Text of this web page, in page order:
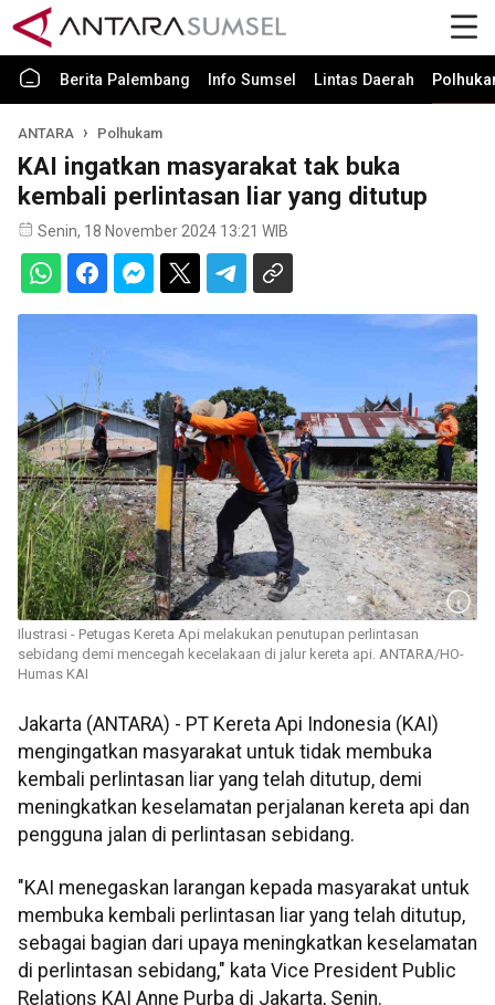
Berita Palembang Info Sumsel Lintas Daerah
ANTARA Polhukam
KAI ingatkan masyarakat tak buka
kembali perlintasan liar yang ditutup
Senin, 18 November 2024 13:21 WIB
Ilustrasi - Petugas Kereta Api melakukan penutupan perlintasan
sebidang demi mencegah kecelakaan di jalur kereta api. ANTARA/HO-
Humas KAI
Jakarta (ANTARA) - PT Kereta Api Indonesia (KAI)
mengingatkan masyarakat untuk tidak membuka
kembali perlintasan liar yang telah ditutup, demi
meningkatkan keselamatan perjalanan kereta api dan
pengguna jalan di perlintasan sebidang.
"KAI menegaskan larangan kepada masyarakat untuk
membuka kembali perlintasan liar yang telah ditutup,
sebagai bagian dari upaya meningkatkan keselamatan
di perlintasan sebidang," kata Vice President Public
Relations KAI Anne Purba di Jakarta, Senin.